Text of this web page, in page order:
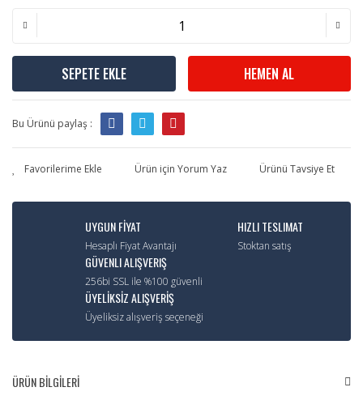
SEPETE EKLE HEMEN AL
Bu Ürünü paylaş :
Ürün için Yorum Yaz Ürünü Tavsiye Et
UYGUN FİYAT
Hesaplı Fiyat Avantajı
HIZLI TESLIMAT
Stoktan satış
GÜVENLI ALIŞVERIŞ
256bi SSL ile %100 güvenli
ÜYELİKSİZ ALIŞVERİŞ
Üyeliksiz alışveriş seçeneği
ÜRÜN BİLGİLERİ